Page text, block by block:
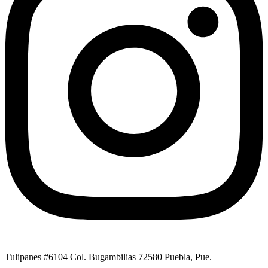
Tulipanes #6104 Col. Bugambilias 72580 Puebla, Pue.